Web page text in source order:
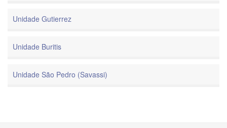
Unidade Gutierrez
Unidade Buritis
Unidade São Pedro (Savassi)